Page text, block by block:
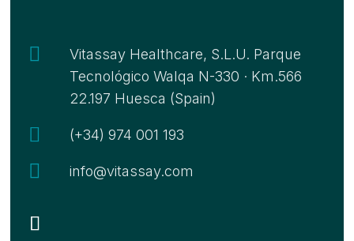

Vitassay Healthcare, S.L.U. Parque
Tecnológico Walqa N-330 · Km.566
22.197 Huesca (Spain)
 (+34) 974 001 193
 info@vitassay.com